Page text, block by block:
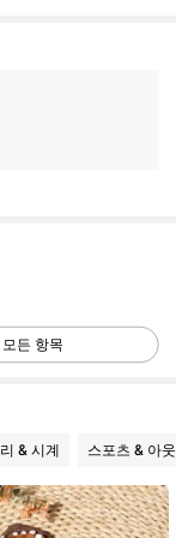
모든 항목
& 시계 스포츠 & 아